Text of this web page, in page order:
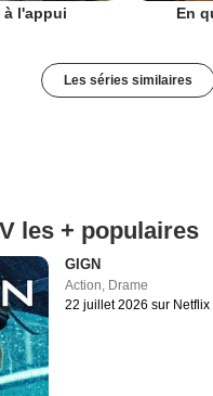
à l'appui En
Les séries similaires
les + populaires
GIGN
Action Drame
22 juillet 2026 sur Netflix